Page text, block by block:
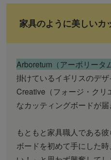
家具のように美しいカ
Arboretum（アーボリータ
掛けているイギリスのデ
Creative（フォージ・クリ
なカッティングボードが届
もともと家具職人である
ボードを初めて手にした